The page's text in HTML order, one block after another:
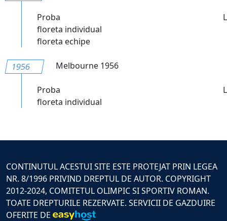
Proba
floreta individual
floreta echipe
1956 Melbourne 1956
Proba
floreta individual
CONTINUTUL ACESTUI SITE ESTE PROTEJAT PRIN LEGEA
NR. 8/1996 PRIVIND DREPTUL DE AUTOR. COPYRIGHT
2012-2024, COMITETUL OLIMPIC SI SPORTIV ROMAN.
TOATE DREPTURILE REZERVATE. SERVICII DE GAZDUIRE
OFERITE DE